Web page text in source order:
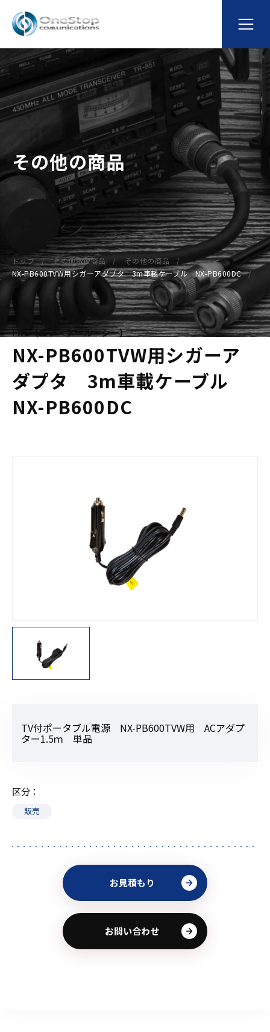
その他の商品
トップ その他取扱商品
その他の商品
NX-PB600TVW用シガーアダプタ 3m車載ケーブル NX-PB600DC
FRC（エフ・アール・シー）
NX-PB600TVW用シガーア
ダプタ 3m車載ケーブル
NX-PB600DC
TV付ポータブル電源 NX-PB600TVW用 ACアダプ
ター1.5ｍ 単品
区分
販売
お見積もり
お問い合わせ